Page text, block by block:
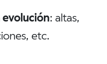
: altas,
etc.